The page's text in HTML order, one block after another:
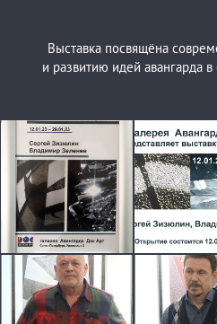
Выставка посвящёна
и развитию идей авангарда